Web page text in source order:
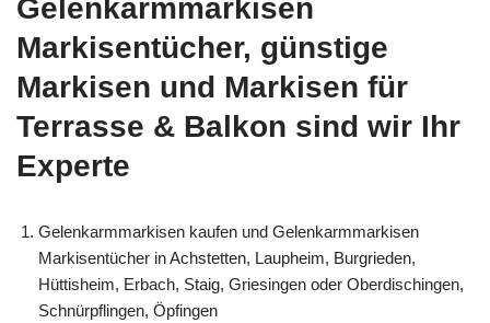
Gelenkarmmarkisen
Markisentücher, günstige
Markisen und Markisen für
Terrasse & Balkon sind wir Ihr
Experte
Gelenkarmmarkisen kaufen und Gelenkarmmarkisen
Markisentücher in Achstetten, Laupheim, Burgrieden,
Hüttisheim, Erbach, Staig, Griesingen oder Oberdischingen,
Schnürpflingen, Öpfingen